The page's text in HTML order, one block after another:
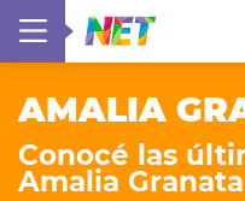
AMALIA
Conocé las
Amalia Granata